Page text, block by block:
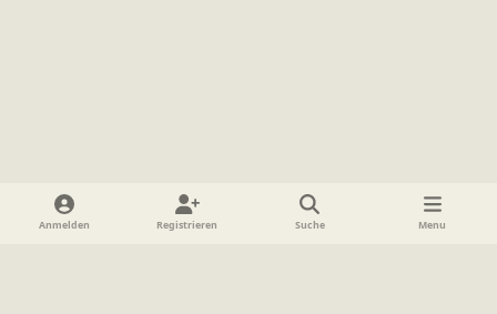
Heller Modus
Dunkler ModusSystemeinstellung
Anmelden Registrieren Suche Menu